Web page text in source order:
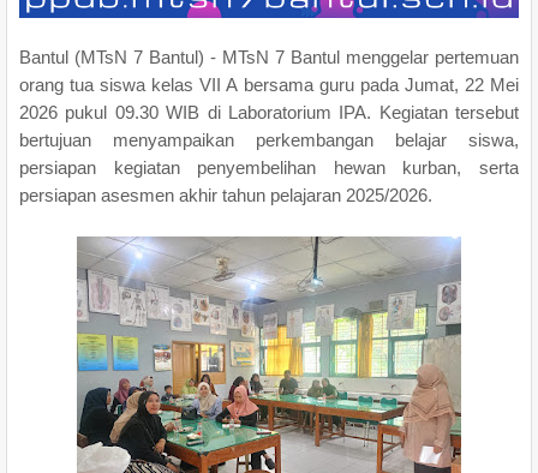
Bantul (MTsN 7 Bantul) - MTsN 7 Bantul menggelar pertemuan
orang tua siswa kelas VII A bersama guru pada Jumat, 22 Mei
2026 pukul 09.30 WIB di Laboratorium IPA. Kegiatan tersebut
bertujuan menyampaikan perkembangan belajar siswa,
persiapan kegiatan penyembelihan hewan kurban, serta
persiapan asesmen akhir tahun pelajaran 2025/2026.